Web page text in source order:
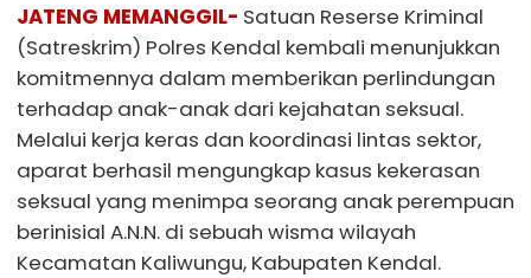
JATENG MEMANGGIL- Satuan Reserse Kriminal
(Satreskrim) Polres Kendal kembali menunjukkan
komitmennya dalam memberikan perlindungan
terhadap anak-anak dari kejahatan seksual.
Melalui kerja keras dan koordinasi lintas sektor,
aparat berhasil mengungkap kasus kekerasan
seksual yang menimpa seorang anak perempuan
berinisial A.N.N. di sebuah wisma wilayah
Kecamatan Kaliwungu, Kabupaten Kendal.